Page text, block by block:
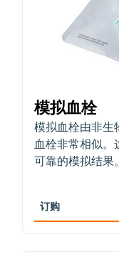
模拟血栓
模拟血栓由非生
血栓非常相似。
可靠的模拟结果。
订购